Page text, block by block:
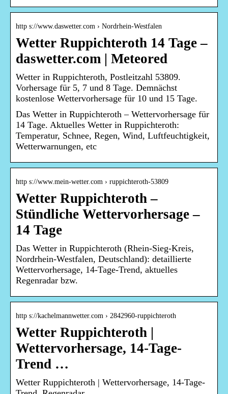
http s://www.daswetter.com › Nordrhein-Westfalen
Wetter Ruppichteroth 14 Tage –
daswetter.com | Meteored
Wetter in Ruppichteroth, Postleitzahl 53809.
Vorhersage für 5, 7 und 8 Tage. Demnächst
kostenlose Wettervorhersage für 10 und 15 Tage.
Das Wetter in Ruppichteroth – Wettervorhersage für
14 Tage. Aktuelles Wetter in Ruppichteroth:
Temperatur, Schnee, Regen, Wind, Luftfeuchtigkeit,
Wetterwarnungen, etc
http s://www.mein-wetter.com › ruppichteroth-53809
Wetter Ruppichteroth –
Stündliche Wettervorhersage –
14 Tage
Das Wetter in Ruppichteroth (Rhein-Sieg-Kreis,
Nordrhein-Westfalen, Deutschland): detaillierte
Wettervorhersage, 14-Tage-Trend, aktuelles
Regenradar bzw.
http s://kachelmannwetter.com › 2842960-ruppichteroth
Wetter Ruppichteroth |
Wettervorhersage, 14-Tage-
Trend …
Wetter Ruppichteroth | Wettervorhersage, 14-Tage-